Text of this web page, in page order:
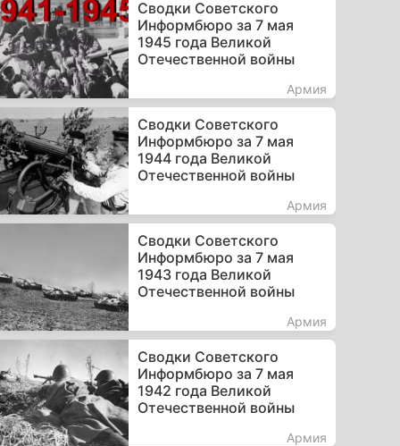
Сводки Советского
Информбюро за 7 мая
1945 года Великой
Отечественной войны
Армия
Сводки Советского
Информбюро за 7 мая
1944 года Великой
Отечественной войны
Армия
Сводки Советского
Информбюро за 7 мая
1943 года Великой
Отечественной войны
Армия
Сводки Советского
Информбюро за 7 мая
1942 года Великой
Отечественной войны
Армия